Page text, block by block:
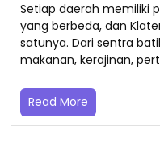
Setiap daerah memiliki
yang berbeda, dan
satunya. Dari sentra
makanan, kerajinan,
Read More